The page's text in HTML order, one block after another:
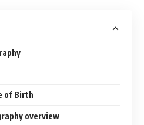
of Birth
overview